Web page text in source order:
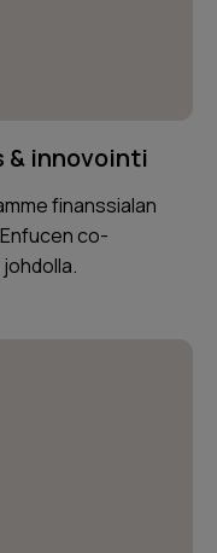
& innovointi
finanssialan
co-